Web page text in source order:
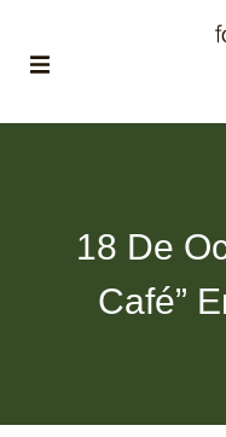
BLOG18 De
Café”